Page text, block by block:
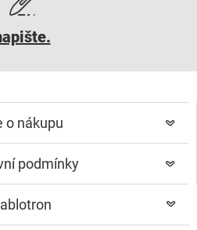
o nákupu
podmínky